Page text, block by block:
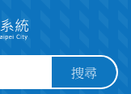
搜尋